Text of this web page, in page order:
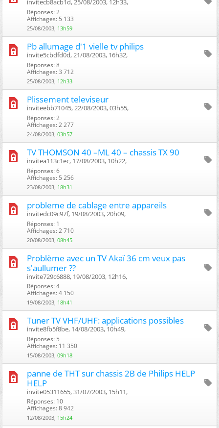
Réponses: 2
Affichages: 5 133
25/08/2003, 13h59
Pb allumage d'1 vielle tv philips
invite5cbdfd0d, 21/08/2003, 16h32, ‎
Réponses: 8
Affichages: 3 712
25/08/2003, 12h33
Plissement televiseur
inviteebb71045, 22/08/2003, 03h55, ‎
Réponses: 2
Affichages: 2 277
24/08/2003, 03h57
TV THOMSON 40 –ML 40 – chassis TX 90
invitea113c1ec, 17/08/2003, 10h22, ‎
Réponses: 6
Affichages: 5 256
23/08/2003, 18h31
probleme de cablage entre appareils
invitedc09c97f, 19/08/2003, 20h09, ‎
Réponses: 1
Affichages: 2 710
20/08/2003, 08h45
Problème avec un TV Akaï 36 cm veux pas
s'aullumer ??
invite729c6888, 19/08/2003, 12h16, ‎
Réponses: 4
Affichages: 4 150
19/08/2003, 18h41
Tuner TV VHF/UHF: applications possibles
invite8fb5f8be, 14/08/2003, 10h49, ‎
Réponses: 5
Affichages: 11 350
15/08/2003, 09h18
panne de THT sur chassis 2B de Philips HELP
HELP
invite05311655, 31/07/2003, 15h11, ‎
Réponses: 10
Affichages: 8 942
12/08/2003, 15h24